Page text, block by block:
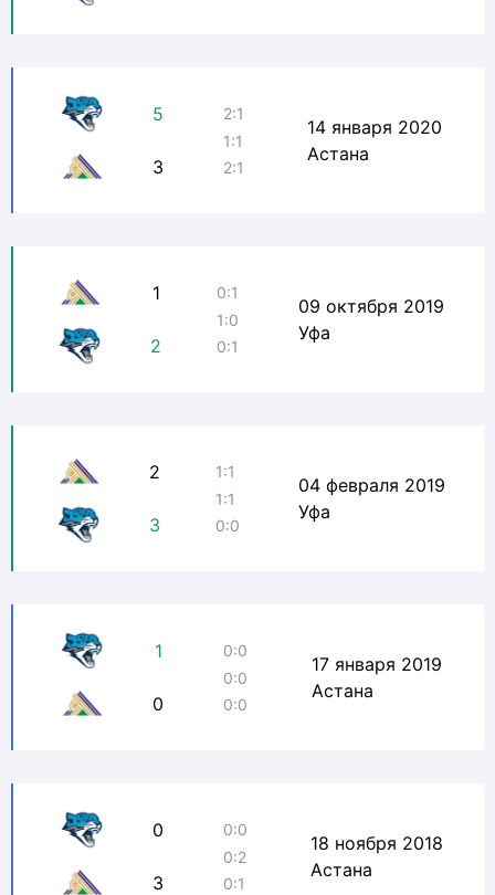
5
3
2:1
1:1
2:1
14 января 2020
Астана
1
2
0:1
1:0
0:1
09 октября 2019
Уфа
2
3
1:1
1:1
0:0
04 февраля 2019
Уфа
1
0
0:0
0:0
0:0
17 января 2019
Астана
0
3
0:0
0:2
0:1
18 ноября 2018
Астана